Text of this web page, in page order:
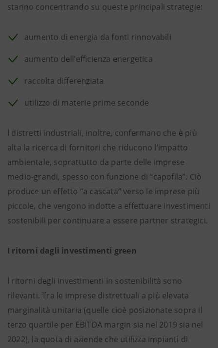
stanno concentrando su queste principali strategie:
aumento di energia da fonti rinnovabili
aumento dell’efficienza energetica
raccolta differenziata
utilizzo di materie prime seconde
I distretti industriali, inoltre, confermano che è più
alta la ricerca di fornitori che riducono l’impatto
ambientale, soprattutto da parte delle imprese
medio-grandi, spesso con funzione di “capofila”. Ciò
produce un effetto “a cascata” verso le imprese più
piccole, che vengono indotte a effettuare investimenti
sostenibili per continuare a essere partner strategici.
I ritorni dagli investimenti green
I ritorni degli investimenti in sostenibilità sono
rilevanti. Tra le imprese distrettuali a più elevata
marginalità unitaria (quelle cioè posizionate sopra il
terzo quartile per EBITDA margin sia nel 2019 sia nel
2022), la quota di aziende che utilizza impianti di